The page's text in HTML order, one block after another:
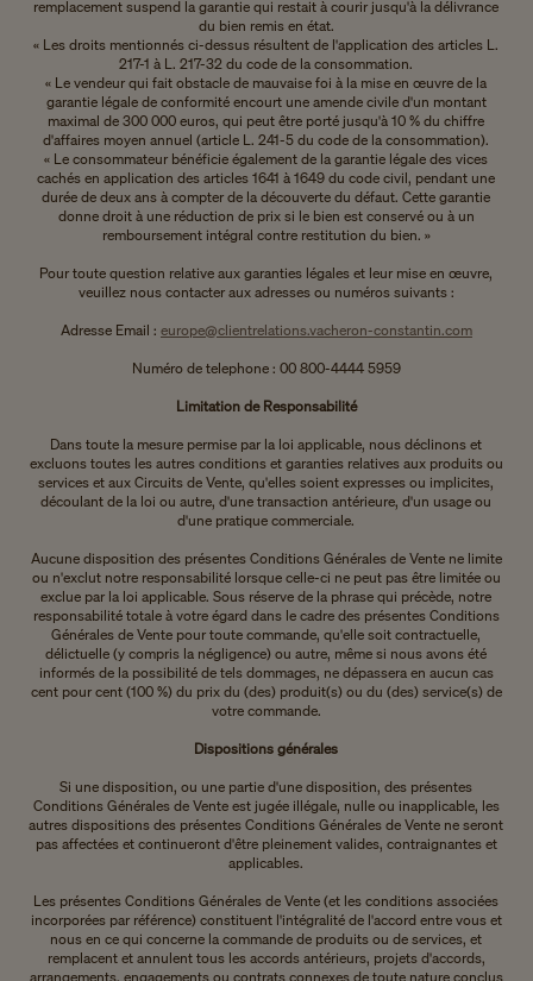
remplacement suspend la garantie qui restait à courir jusqu'à la délivrance
du bien remis en état.
« Les droits mentionnés ci-dessus résultent de l'application des articles L.
217-1 à L. 217-32 du code de la consommation.
« Le vendeur qui fait obstacle de mauvaise foi à la mise en œuvre de la
garantie légale de conformité encourt une amende civile d'un montant
maximal de 300 000 euros, qui peut être porté jusqu'à 10 % du chiffre
d'affaires moyen annuel (article L. 241-5 du code de la consommation).
« Le consommateur bénéficie également de la garantie légale des vices
cachés en application des articles 1641 à 1649 du code civil, pendant une
durée de deux ans à compter de la découverte du défaut. Cette garantie
donne droit à une réduction de prix si le bien est conservé ou à un
remboursement intégral contre restitution du bien. »
Pour toute question relative aux garanties légales et leur mise en œuvre,
veuillez nous contacter aux adresses ou numéros suivants :
Adresse Email : europe@clientrelations.vacheron-constantin.com
Numéro de telephone : 00 800-4444 5959
Limitation de Responsabilité
Dans toute la mesure permise par la loi applicable, nous déclinons et
excluons toutes les autres conditions et garanties relatives aux produits ou
services et aux Circuits de Vente, qu'elles soient expresses ou implicites,
découlant de la loi ou autre, d'une transaction antérieure, d'un usage ou
d'une pratique commerciale.
Aucune disposition des présentes Conditions Générales de Vente ne limite
ou n'exclut notre responsabilité lorsque celle-ci ne peut pas être limitée ou
exclue par la loi applicable. Sous réserve de la phrase qui précède, notre
responsabilité totale à votre égard dans le cadre des présentes Conditions
Générales de Vente pour toute commande, qu'elle soit contractuelle,
délictuelle (y compris la négligence) ou autre, même si nous avons été
informés de la possibilité de tels dommages, ne dépassera en aucun cas
cent pour cent (100 %) du prix du (des) produit(s) ou du (des) service(s) de
votre commande.
Dispositions générales
Si une disposition, ou une partie d'une disposition, des présentes
Conditions Générales de Vente est jugée illégale, nulle ou inapplicable, les
autres dispositions des présentes Conditions Générales de Vente ne seront
pas affectées et continueront d'être pleinement valides, contraignantes et
applicables.
Les présentes Conditions Générales de Vente (et les conditions associées
incorporées par référence) constituent l'intégralité de l'accord entre vous et
nous en ce qui concerne la commande de produits ou de services, et
remplacent et annulent tous les accords antérieurs, projets d'accords,
arrangements, engagements ou contrats connexes de toute nature conclus